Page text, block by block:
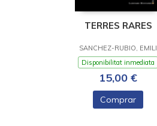
TERRES RARES
SANCHEZ-RUBIO, EMILI
Disponibilitat inmediata
15,00 €
Comprar